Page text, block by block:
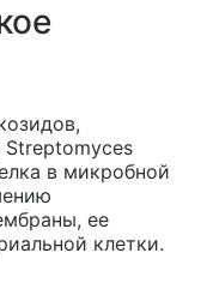
Streptomyces
в микробной
ее
клетки.